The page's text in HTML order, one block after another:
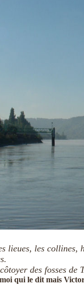
lieues, les collines,
des fosses de
qui le dit mais